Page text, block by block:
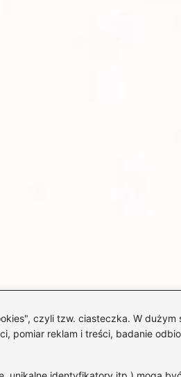
czyli tzw. ciasteczka. W dużym
pomiar reklam i treści, badanie